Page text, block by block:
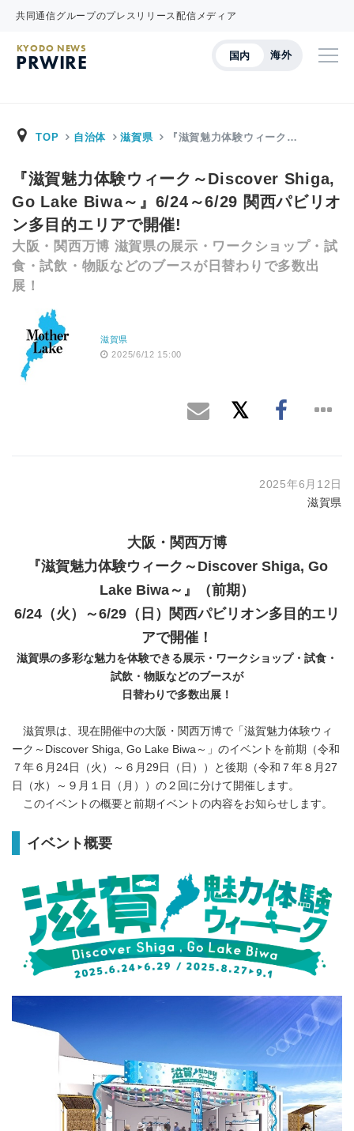
共同通信グループのプレスリリース配信メディア
国内 海外
KYODO NEWS
PRWIRE
TOP 自治体 滋賀県 『滋賀魅力体験ウィーク…
『滋賀魅力体験ウィーク～Discover Shiga,
Go Lake Biwa～』6/24～6/29 関西パビリオ
ン多目的エリアで開催!
大阪・関西万博 滋賀県の展示・ワークショップ・試
食・試飲・物販などのブースが日替わりで多数出
展！
滋賀県
2025/6/12 15:00
2025年6月12日
滋賀県
大阪・関西万博
『滋賀魅力体験ウィーク～Discover Shiga, Go
Lake Biwa～』（前期）
6/24（火）～6/29（日）関西パビリオン多目的エリ
アで開催！
滋賀県の多彩な魅力を体験できる展示・ワークショップ・試食・
試飲・物販などのブースが
日替わりで多数出展！
滋賀県は、現在開催中の大阪・関西万博で「滋賀魅力体験ウィ
ーク～Discover Shiga, Go Lake Biwa～」のイベントを前期（令和
７年６月24日（火）～６月29日（日））と後期（令和７年８月27
日（水）～９月１日（月））の２回に分けて開催します。
このイベントの概要と前期イベントの内容をお知らせします。
イベント概要